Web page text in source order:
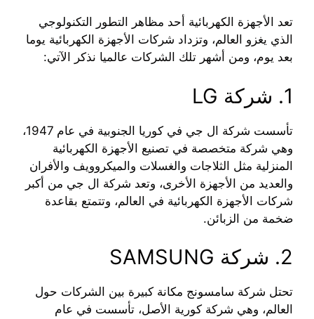
تعد الأجهزة الكهربائية أحد مظاهر التطور التكنولوجي
الذي يغزو العالم، وتزداد شركات الأجهزة الكهربائية يوما
بعد يوم، ومن أشهر تلك الشركات عالميا نذكر الآتي:
1. شركة LG
تأسست شركة ال جي في كوريا الجنوبية في عام 1947،
وهي شركة متخصصة في تصنيع الأجهزة الكهربائية
المنزلية مثل الثلاجات والغسلات والميكروويف والأفران
والعديد من الأجهزة الأخرى، وتعد شركة ال جي من أكبر
شركات الأجهزة الكهربائية في العالم، وتتمتع بقاعدة
ضخمة من الزبائن.
2. شركة SAMSUNG
تحتل شركة سامسونج مكانة كبيرة بين الشركات حول
العالم، وهي شركة كورية الأصل، تأسست في عام